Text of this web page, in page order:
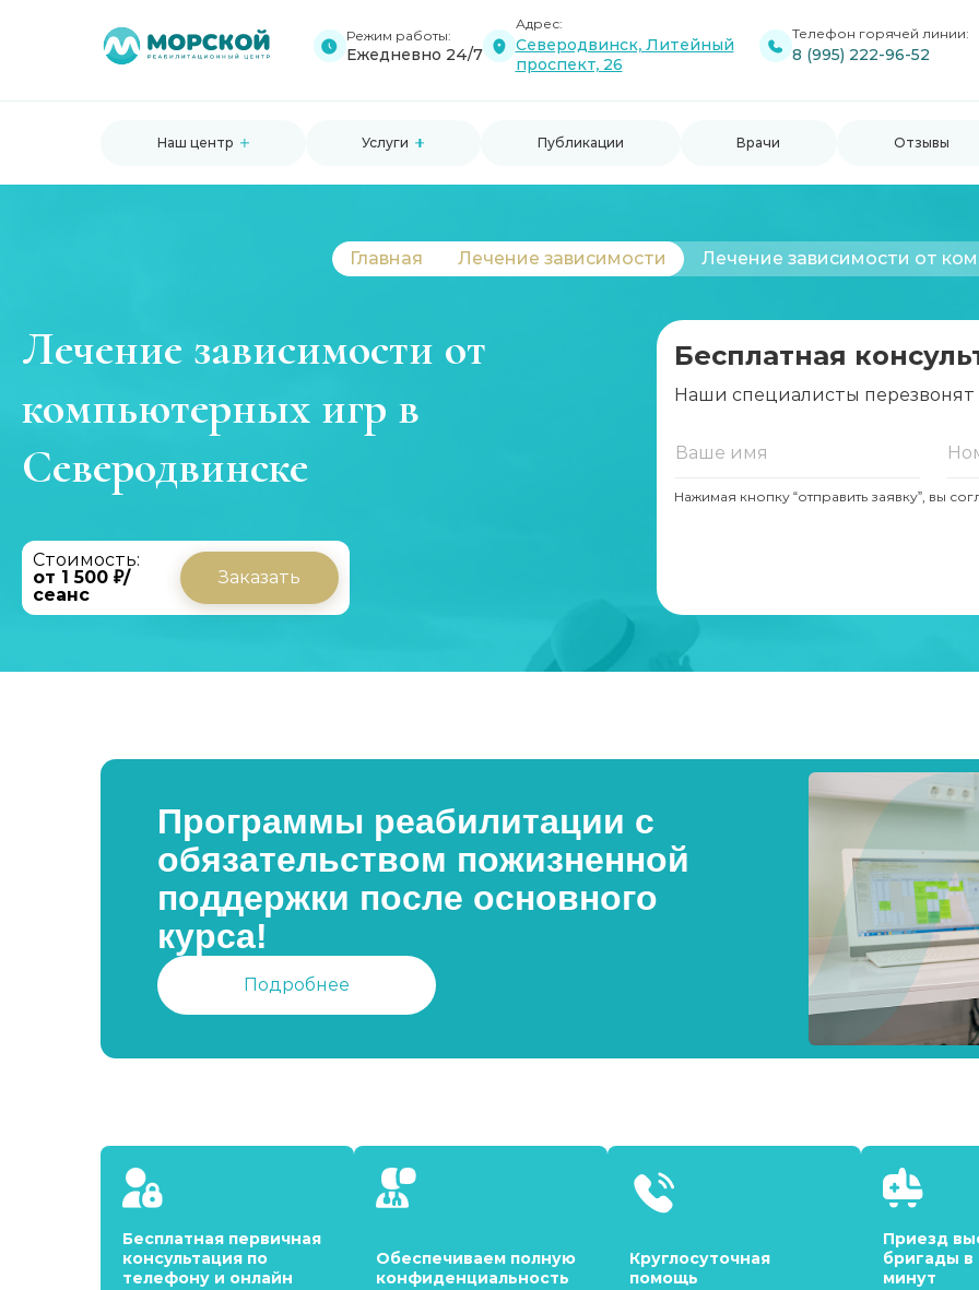
Режим работы:
Ежедневно 24/7
Адрес:
Северодвинск, Литейный
проспект, 26
Телефон горячей линии:
8 (995) 222-96-52
Наш центр Услуги Публикации Врачи Отзывы
Главная Лечение зависимости Лечение зависимости от
Лечение зависимости от
компьютерных игр в
Северодвинске
Стоимость:
от 1 500 ₽/
сеанс
Заказать
Бесплатная
Наши специалисты
Нажимая кнопку “отправить заявку”, вы
Программы реабилитации с
обязательством пожизненной
поддержки после основного
курса!
Подробнее
Бесплатная первичная
консультация по
телефону и онлайн
Обеспечиваем полную
конфиденциальность
Круглосуточная
помощь
Приезд
бригады в
минут